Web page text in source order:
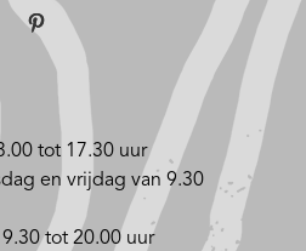
tot 17.30 uur
en vrijdag van 9.30
tot 20.00 uur